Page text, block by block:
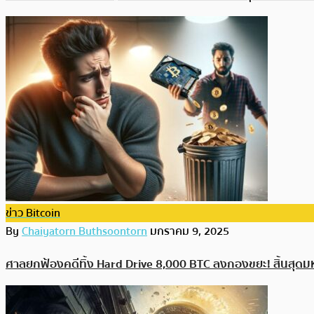
ข่าว Bitcoin
ByChaiyatorn Buthsoontornมกราคม 9, 2025
ศาลยกฟ้องคดีทิ้ง Hard Drive 8,000 BTC ลงกองขยะ! สิ้นสุด